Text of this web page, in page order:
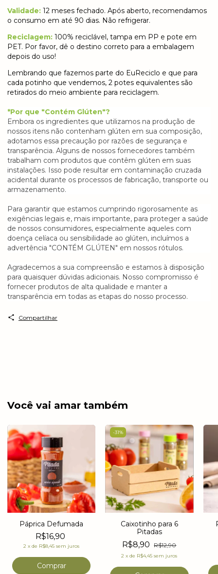
Validade: 12 meses fechado. Após aberto, recomendamos
o consumo em até 90 dias. Não refrigerar.
Reciclagem: 100% reciclável, tampa em PP e pote em
PET. Por favor, dê o destino correto para a embalagem
depois do uso!
Lembrando que fazemos parte do EuReciclo e que para
cada potinho que vendemos, 2 potes equivalentes são
retirados do meio ambiente para reciclagem.
*Por que "Contém Glúten"?
Embora os ingredientes que utilizamos na produção de
nossos itens não contenham glúten em sua composição,
adotamos essa precaução por razões de segurança e
transparência. Alguns de nossos fornecedores também
trabalham com produtos que contêm glúten em suas
instalações. Isso pode resultar em contaminação cruzada
acidental durante os processos de fabricação, transporte ou
armazenamento.
Para garantir que estamos cumprindo rigorosamente as
exigências legais e, mais importante, para proteger a saúde
de nossos consumidores, especialmente aqueles com
doença celíaca ou sensibilidade ao glúten, incluímos a
advertência "CONTÉM GLÚTEN" em nossos rótulos.
Agradecemos a sua compreensão e estamos à disposição
para quaisquer dúvidas adicionais. Nosso compromisso é
fornecer produtos de alta qualidade e manter a
transparência em todas as etapas do nosso processo.
Compartilhar
Você vai amar também
Páprica Defumada
R$16,90
2 xde R$8,45 sem juros
-31%
Caixotinho para 6
Pitadas
R$8,90 R$12,90
2 xde R$4,45 sem juros